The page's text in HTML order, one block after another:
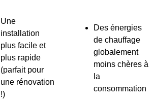
Une
installation
plus facile et
plus rapide
(parfait pour
une rénovation
!)
Des énergies
de chauffage
globalement
moins chères à
la
consommation